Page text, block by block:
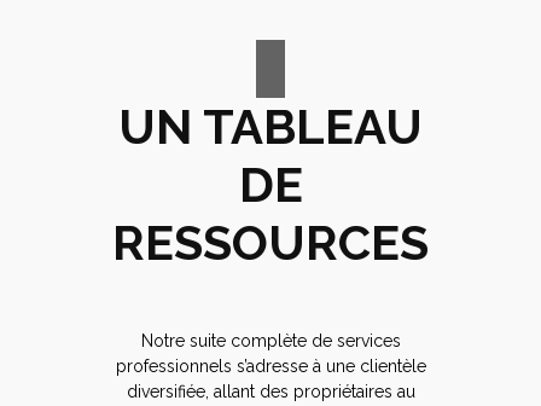
UN TABLEAU
DE
RESSOURCES
Notre suite complète de services
professionnels s’adresse à une clientèle
diversifiée, allant des propriétaires au